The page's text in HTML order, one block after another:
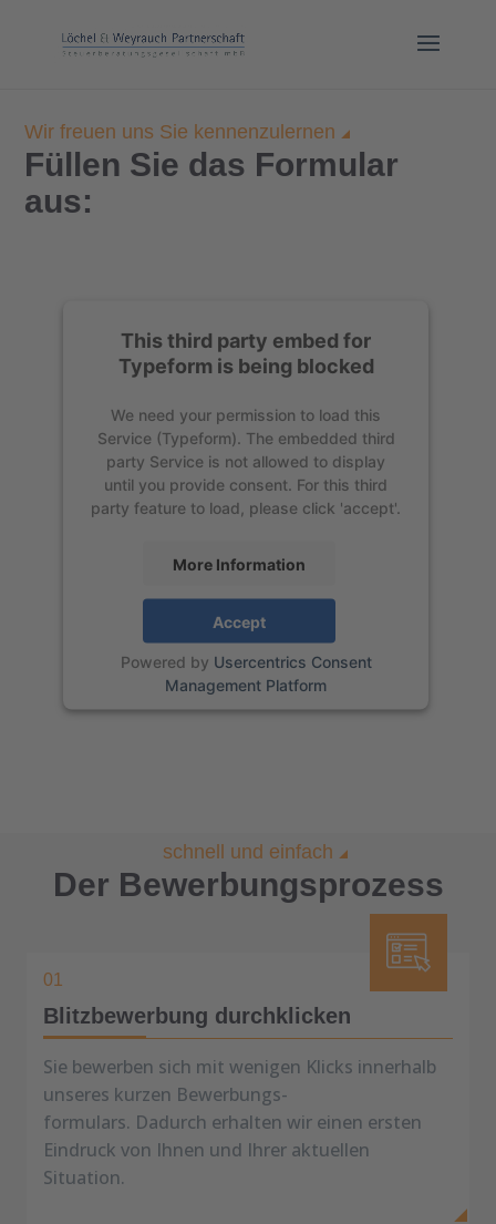
Wir freuen uns Sie kennenzulernen
Füllen Sie das Formular
aus:
This third party embed for
Typeform is being blocked
We need your permission to load this
Service (Typeform). The embedded third
party Service is not allowed to display
until you provide consent. For this third
party feature to load, please click 'accept'.
More Information
Accept
Powered by Usercentrics Consent
Management Platform
schnell und einfach
Der Bewerbungsprozess
01
Blitzbewerbung durchklicken
Sie bewerben sich mit wenigen Klicks innerhalb
unseres kurzen Bewerbungs-
formulars. Dadurch erhalten wir einen ersten
Eindruck von Ihnen und Ihrer aktuellen
Situation.